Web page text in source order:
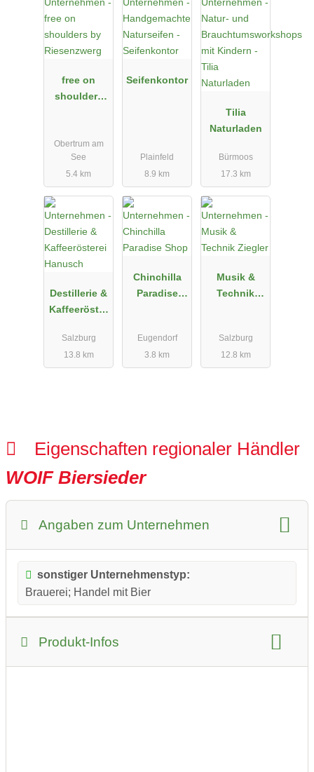
free on
shoulders
Obertrum am
See
5.4 km
Seifenkontor
Plainfeld
8.9 km
Tilia
Naturladen
Bürmoos
17.3 km
Destillerie &
Kaffeeröster
Salzburg
13.8 km
Chinchilla
Paradise
Eugendorf
3.8 km
Musik &
Technik
Salzburg
12.8 km
Eigenschaften regionaler Händler
WOIF Biersieder
Angaben zum Unternehmen
sonstiger Unternehmenstyp:
Brauerei; Handel mit Bier
Produkt-Infos